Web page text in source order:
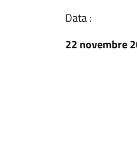
Data :
22 novembre